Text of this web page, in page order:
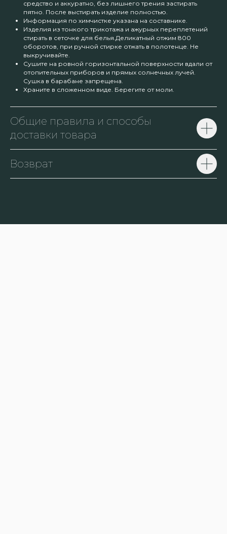
средство и аккуратно, без лишнего трения застирать
пятно. После выстирать изделие полностью.
Информация по химчистке указана на составнике.
Изделия из тонкого трикотажа и ажурных переплетений
стирать в сеточке для белья.Деликатный отжим 800
оборотов, при ручной стирке отжать в полотенце. Не
выкручивайте.
Сушите на ровной горизонтальной поверхности вдали от
отопительных приборов и прямых солнечных лучей.
Сушка в барабане запрещена.
Храните в сложенном виде. Берегите от моли.
Общие правила и способы
доставки товара
Возврат